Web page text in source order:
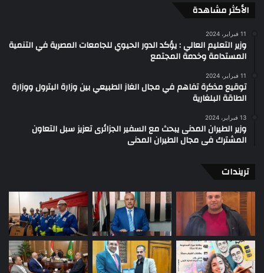
الأكثر مشاهدة
11 فبراير، 2024
وزير التعليم العالي : يؤكد الدور الحيوي للجامعات المصرية في التنمية
المستدامة وخدمة المجتمع
11 فبراير، 2024
توقيع مذكرة تفاهم في مجال الغاز الطبيعي بين وزارة البترول ووزارة
الطاقة البلغارية
13 فبراير، 2024
وزير الطيران المدنى يبحث مع السفير الجزائرى تعزيز سبل التعاون
المشترك فى مجال الطيران المدنى
تريندات